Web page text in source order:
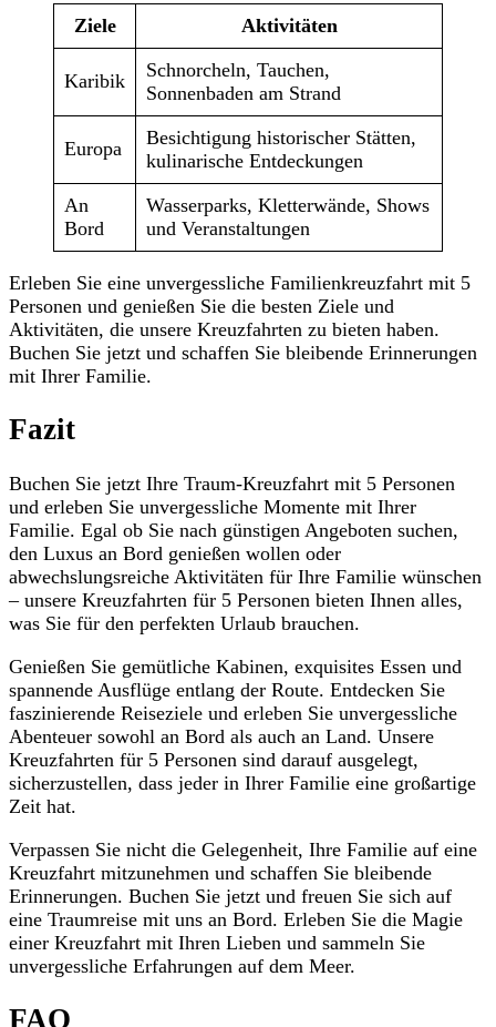
Ziele Aktivitäten
Karibik
Schnorcheln, Tauchen,
Sonnenbaden am Strand
Europa
Besichtigung historischer Stätten,
kulinarische Entdeckungen
An
Bord
Wasserparks, Kletterwände, Shows
und Veranstaltungen
Erleben Sie eine unvergessliche Familienkreuzfahrt mit 5
Personen und genießen Sie die besten Ziele und
Aktivitäten, die unsere Kreuzfahrten zu bieten haben.
Buchen Sie jetzt und schaffen Sie bleibende Erinnerungen
mit Ihrer Familie.
Fazit
Buchen Sie jetzt Ihre Traum-Kreuzfahrt mit 5 Personen
und erleben Sie unvergessliche Momente mit Ihrer
Familie. Egal ob Sie nach günstigen Angeboten suchen,
den Luxus an Bord genießen wollen oder
abwechslungsreiche Aktivitäten für Ihre Familie wünschen
– unsere Kreuzfahrten für 5 Personen bieten Ihnen alles,
was Sie für den perfekten Urlaub brauchen.
Genießen Sie gemütliche Kabinen, exquisites Essen und
spannende Ausflüge entlang der Route. Entdecken Sie
faszinierende Reiseziele und erleben Sie unvergessliche
Abenteuer sowohl an Bord als auch an Land. Unsere
Kreuzfahrten für 5 Personen sind darauf ausgelegt,
sicherzustellen, dass jeder in Ihrer Familie eine großartige
Zeit hat.
Verpassen Sie nicht die Gelegenheit, Ihre Familie auf eine
Kreuzfahrt mitzunehmen und schaffen Sie bleibende
Erinnerungen. Buchen Sie jetzt und freuen Sie sich auf
eine Traumreise mit uns an Bord. Erleben Sie die Magie
einer Kreuzfahrt mit Ihren Lieben und sammeln Sie
unvergessliche Erfahrungen auf dem Meer.
FAQ